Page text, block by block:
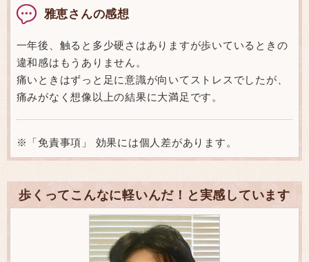
雅恵さんの感想
一年後、触ると多少硬さはありますが歩いているときの
違和感はもうありません。
痛いときはずっと足に意識が向いてストレスでしたが、
痛みがなく想像以上の結果に大満足です。
※「免責事項」 効果には個人差があります。
歩くってこんなに軽いんだ！と実感しています